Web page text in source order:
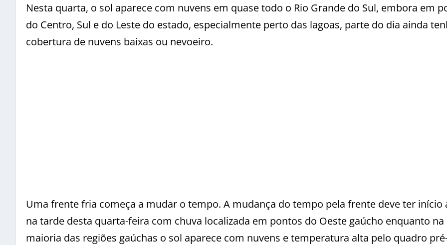
Nesta quarta, o sol aparece com nuvens em quase todo o Rio Grande do Sul, embora em
do Centro, Sul e do Leste do estado, especialmente perto das lagoas, parte do dia ainda
cobertura de nuvens baixas ou nevoeiro.
Uma frente fria começa a mudar o tempo. A mudança do tempo pela frente deve ter início
na tarde desta quarta-feira com chuva localizada em pontos do Oeste gaúcho enquanto na
maioria das regiões gaúchas o sol aparece com nuvens e temperatura alta pelo quadro